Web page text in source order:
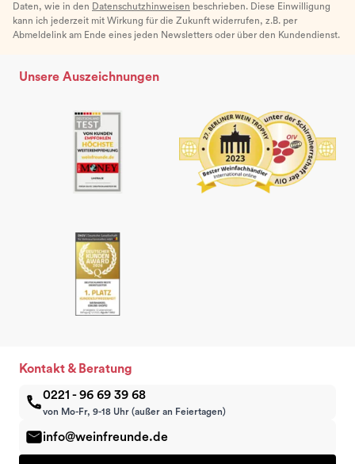
Daten, wie in den Datenschutzhinweisen beschrieben. Diese Einwilligung
kann ich jederzeit mit Wirkung für die Zukunft widerrufen, z.B. per
Abmeldelink am Ende eines jeden Newsletters oder über den Kundendienst.
Unsere Auszeichnungen
Kontakt & Beratung
0221 - 96 69 39 68
von Mo-Fr, 9-18 Uhr (außer an Feiertagen)
info@weinfreunde.de